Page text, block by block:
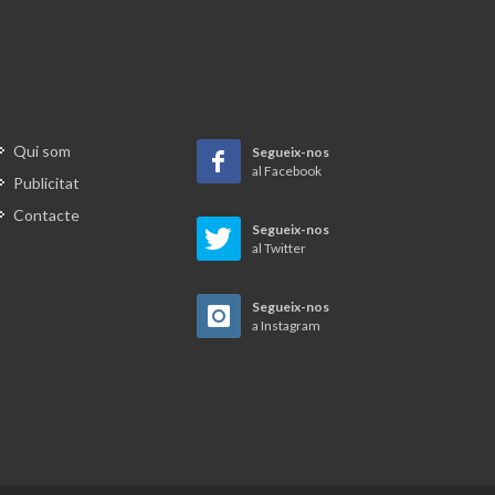
Qui som
Publicitat
Contacte
Segueix-nos
al Facebook
Segueix-nos
al Twitter
Segueix-nos
a Instagram